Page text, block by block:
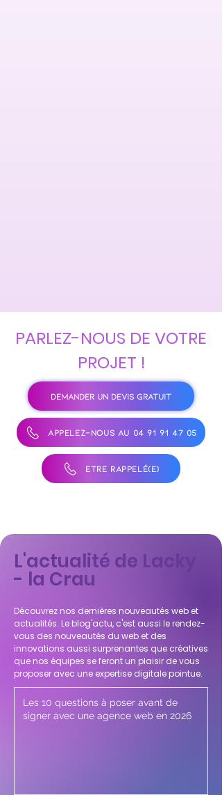
PARLEZ-NOUS DE VOTRE
PROJET !
DEMANDER UN DEVIS GRATUIT
APPELEZ-NOUS AU 04 91 91 47 05
ÊTRE RAPPELÉ(E)
L'actualité de Lacky
- la Crau
Découvrez nos dernières nouveautés web et
actualités. Le blog'actu, c'est aussi le rendez-
vous des nouveautés du web et des
innovations aussi surprenantes que créatives
que nos équipes se feront un plaisir de vous
proposer avec une expertise digitale pointue.
Les 10 questions à poser avant de
signer avec une agence web en 2026